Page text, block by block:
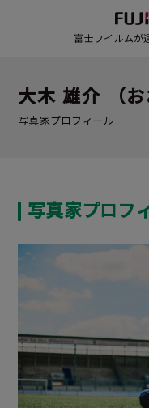
富士フイルムが
大木 雄介 （お
写真家プロフィール
写真家プロフ